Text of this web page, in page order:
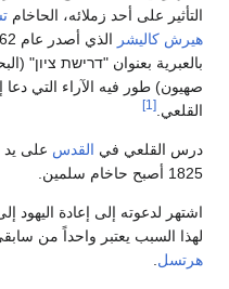
التأثير على أحد زملائه، الحاخام
هيرش كاليشر
بالعبرية بعنوان "דרישת ציון"
صهيون) طور فيه الآراء التي دعا
القلعي. [1]
درس القلعي في القدس على يد
1825 أصبح حاخام سلمين.
اشتهر لدعوته إلى إعادة اليهود
لهذا السبب يعتبر واحداً من
هرتسل